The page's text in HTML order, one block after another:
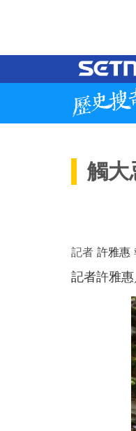
觸大
記者 許雅惠
記者許雅